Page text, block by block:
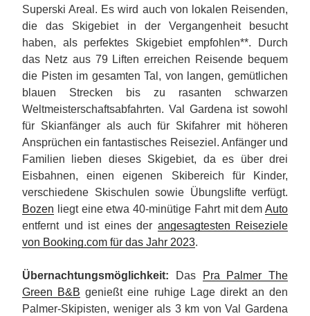
Superski Areal. Es wird auch von lokalen Reisenden,
die das Skigebiet in der Vergangenheit besucht
haben, als perfektes Skigebiet empfohlen**. Durch
das Netz aus 79 Liften erreichen Reisende bequem
die Pisten im gesamten Tal, von langen, gemütlichen
blauen Strecken bis zu rasanten schwarzen
Weltmeisterschaftsabfahrten. Val Gardena ist sowohl
für Skianfänger als auch für Skifahrer mit höheren
Ansprüchen ein fantastisches Reiseziel. Anfänger und
Familien lieben dieses Skigebiet, da es über drei
Eisbahnen, einen eigenen Skibereich für Kinder,
verschiedene Skischulen sowie Übungslifte verfügt.
Bozen liegt eine etwa 40-minütige Fahrt mit dem Auto
entfernt und ist eines der angesagtesten Reiseziele
von Booking.com für das Jahr 2023.
Übernachtungsmöglichkeit: Das
Pra Palmer The
Green B&B genießt eine ruhige Lage direkt an den
Palmer-Skipisten, weniger als 3 km von Val Gardena